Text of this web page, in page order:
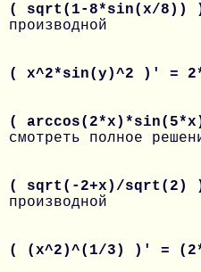
( sqrt(1-8*sin(x/8))
производной
( x^2*sin(y)^2 )' =
(
смотреть полное
( sqrt(-2+x)/sqrt(2)
производной
( (x^2)^(1/3) )' =